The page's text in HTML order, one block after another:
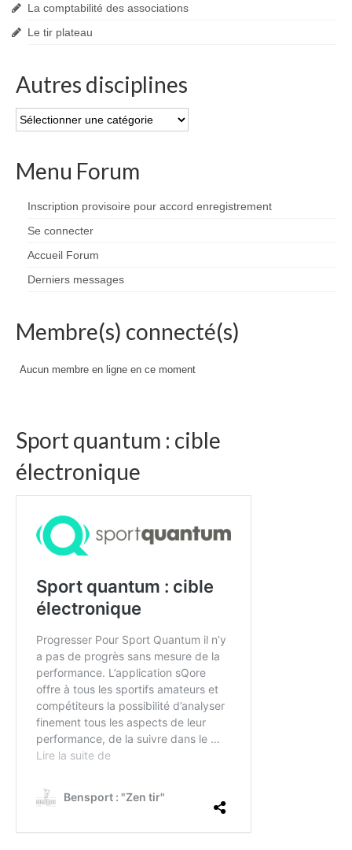
La comptabilité des associations
Le tir plateau
Autres disciplines
Autres
disciplines
Menu Forum
Inscription provisoire pour accord enregistrement
Se connecter
Accueil Forum
Derniers messages
Membre(s) connecté(s)
Aucun membre en ligne en ce moment
Sport quantum : cible
électronique